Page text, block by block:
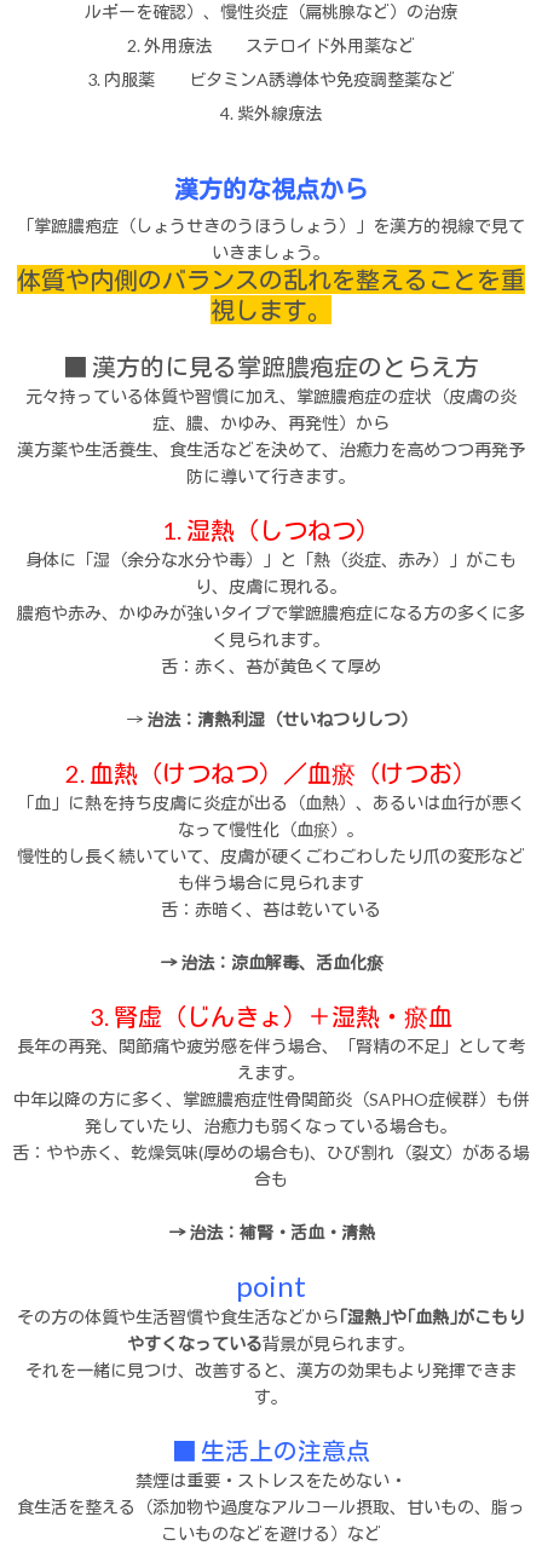
ルギーを確認）、慢性炎症（扁桃腺など）の治療
2. 外用療法 ステロイド外用薬など
3. 内服薬 ビタミンA誘導体や免疫調整薬など
4. 紫外線療法
漢方的な視点から
「掌蹠膿疱症（しょうせきのうほうしょう）」を漢方的視線で見て
いきましょう。
体質や内側のバランスの乱れを整えることを重
視します。
■ 漢方的に見る掌蹠膿疱症のとらえ方
元々持っている体質や習慣に加え、掌蹠膿疱症の症状（皮膚の炎
症、膿、かゆみ、再発性）から
漢方薬や生活養生、食生活などを決めて、治癒力を高めつつ再発予
防に導いて行きます。
1. 湿熱（しつねつ）
身体に「湿（余分な水分や毒）」と「熱（炎症、赤み）」がこも
り、皮膚に現れる。
膿疱や赤み、かゆみが強いタイプで掌蹠膿疱症になる方の多くに多
く見られます。
舌：赤く、苔が黄色くて厚め
→治法：清熱利湿（せいねつりしつ）
2. 血熱（けつねつ）／血瘀（けつお）
「血」に熱を持ち皮膚に炎症が出る（血熱）、あるいは血行が悪く
なって慢性化（血瘀）。
慢性的し長く続いていて、皮膚が硬くごわごわしたり爪の変形など
も伴う場合に見られます
舌：赤暗く、苔は乾いている
→ 治法：涼血解毒、活血化瘀
3. 腎虚（じんきょ）＋湿熱・瘀血
長年の再発、関節痛や疲労感を伴う場合、「腎精の不足」として考
えます。
中年以降の方に多く、掌蹠膿疱症性骨関節炎（SAPHO症候群）も併
発していたり、治癒力も弱くなっている場合も。
舌：やや赤く、乾燥気味(厚めの場合も)、ひび割れ（裂文）がある場
合も
→ 治法：補腎・活血・清熱
point
その方の体質や生活習慣や食生活などから ｢湿熱｣や｢血熱｣がこもり
やすくなっている背景が見られます。
それを一緒に見つけ、改善すると、漢方の効果もより発揮できま
す。
■ 生活上の注意点
禁煙は重要・ストレスをためない・
食生活を整える（添加物や過度なアルコール摂取、甘いもの、脂っ
こいものなどを避ける）など